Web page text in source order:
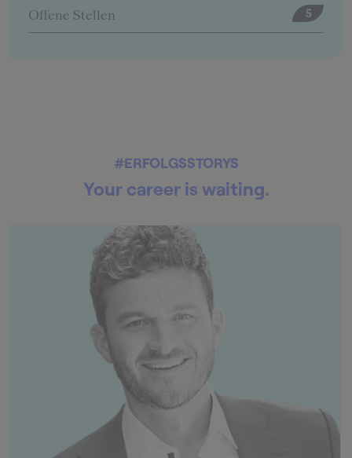
Offene Stellen 0
#ERFOLGSSTORYS
Your career is waiting.